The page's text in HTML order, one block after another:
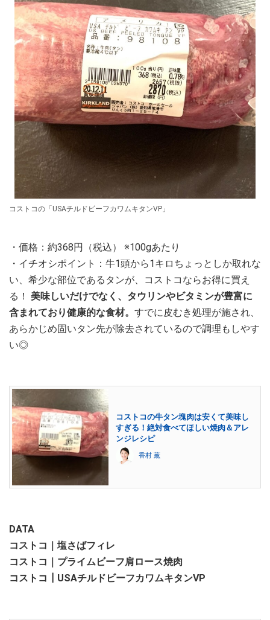
コストコの「USAチルドビーフカワムキタンVP」
・価格：約368円（税込） ※100gあたり
・イチオシポイント：牛1頭から1キロちょっとしか取れな
い、希少な部位であるタンが、コストコならお得に買え
る！ 美味しいだけでなく、タウリンやビタミンが豊富に
含まれており健康的な食材。 すでに皮むき処理が施され、
あらかじめ固いタン先が除去されているので調理もしやす
い◎
コストコの牛タン塊肉は安くて美味し
すぎる！絶対食べてほしい焼肉＆アレ
ンジレシピ
香村 薫
DATA
コストコ｜塩さばフィレ
コストコ｜プライムビーフ肩ロース焼肉
コストコ┃USAチルドビーフカワムキタンVP